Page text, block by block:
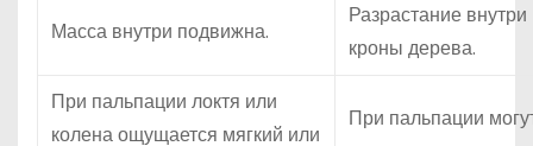
Масса внутри подвижна.
Разрастание
кроны дерева.
При пальпации локтя или
колена ощущается мягкий или
При пальпации